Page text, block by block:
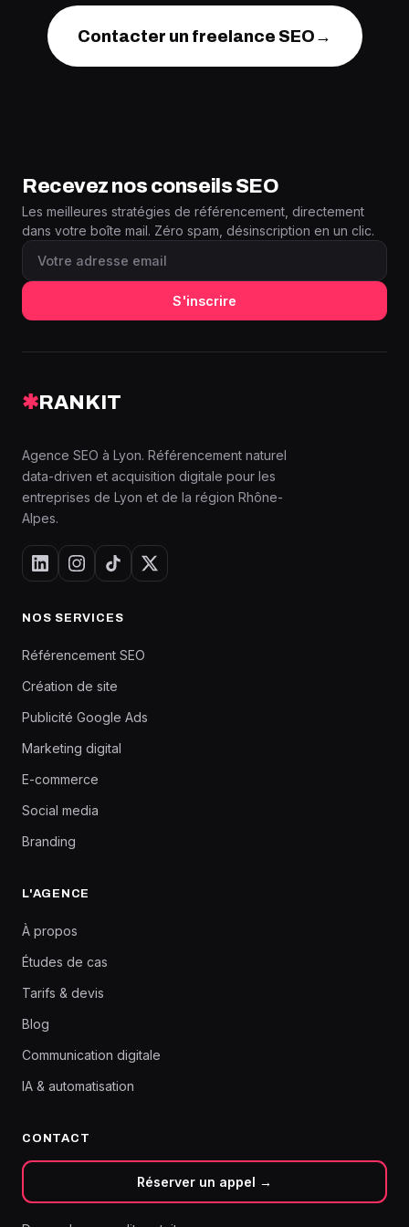
Contacter un freelance SEO →
Recevez nos conseils SEO
Les meilleures stratégies de référencement, directement
dans votre boîte mail. Zéro spam, désinscription en un clic.
S'inscrire
✱RANKIT
Agence SEO à Lyon. Référencement naturel
data-driven et acquisition digitale pour les
entreprises de Lyon et de la région Rhône-
Alpes.
NOS SERVICES
Référencement SEO
Création de site
Publicité Google Ads
Marketing digital
E-commerce
Social media
Branding
L'AGENCE
À propos
Études de cas
Tarifs & devis
Blog
Communication digitale
IA & automatisation
CONTACT
Réserver un appel →